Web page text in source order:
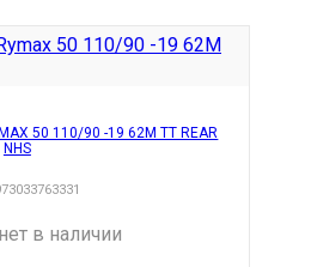
50 110/90 -19 62M TT REAR
NHS